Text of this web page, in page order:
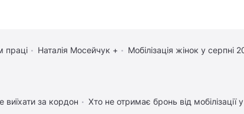
праці Наталія Мосейчук +
Мобілізація жінок у серпні
виїхати за кордон
Хто не отримає бронь від мобілізації